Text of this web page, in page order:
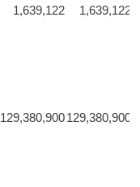
1,639,122 1,639,122
129,380,900129,380,900